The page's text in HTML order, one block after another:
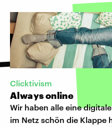
Clicktivism
Always online
Wir haben alle eine
im Netz schön die Klappe